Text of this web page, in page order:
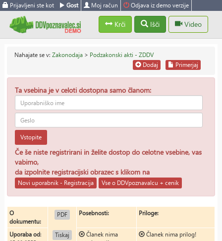
Prijavljeni ste kot Gost Moj račun Odjava iz demo verzije
Krči Išči Video
Nahajate se v: Zakonodaja > Podzakonski akti - ZDDV
Primerjaj
Dodaj
Ta vsebina je v celoti dostopna samo članom:
Vstopite
Če še niste registrirani in želite dostop do celotne vsebine, vas
vabimo,
da izpolnite registracijski obrazec s klikom na
Novi uporabnik - Registracija Vse o DDVpoznavalcu + cenik
O
dokumentu:
PDF
Tiskaj
Posebnosti: Priloge:
Uporaba od:
Članek nima
Članek nima prilog!